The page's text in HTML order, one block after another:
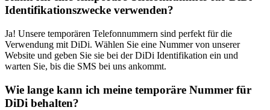
Identifikationszwecke verwenden?
Ja! Unsere temporären Telefonnummern sind perfekt für die
Verwendung mit DiDi. Wählen Sie eine Nummer von unserer
Website und geben Sie sie bei der DiDi Identifikation ein und
warten Sie, bis die SMS bei uns ankommt.
Wie lange kann ich meine temporäre Nummer für
DiDi behalten?